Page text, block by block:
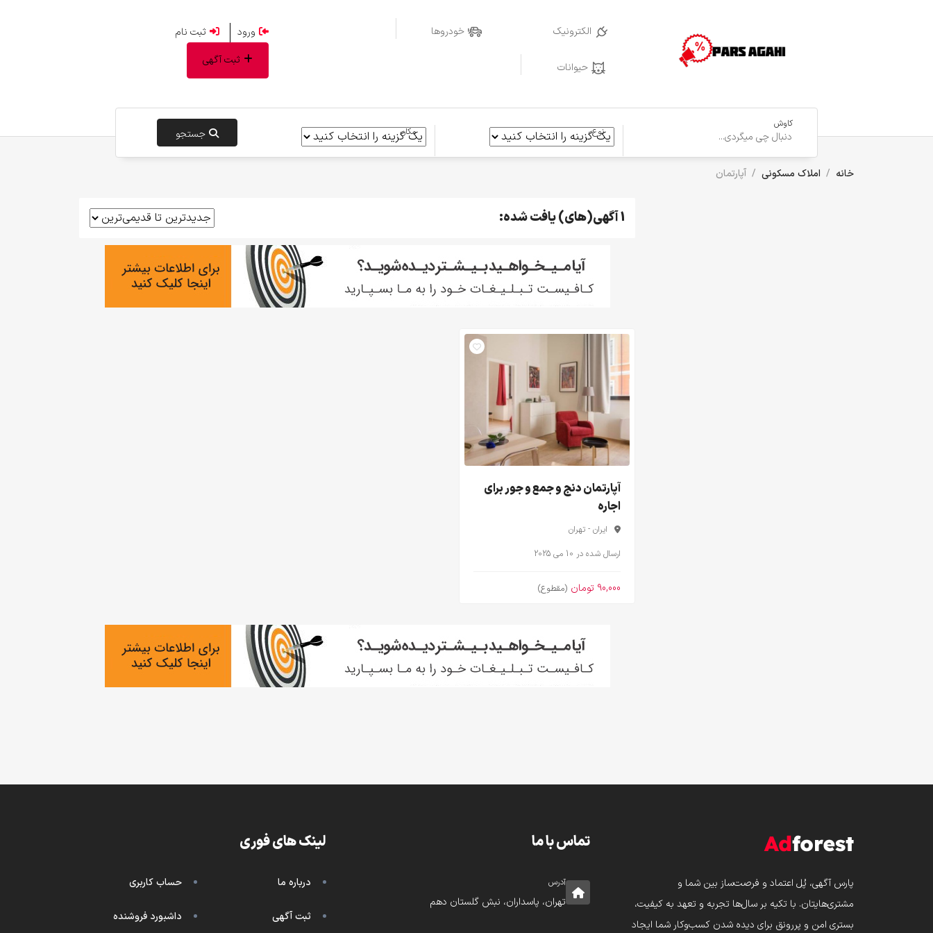
الکترونیک خودروها
حیوانات
کاوش
نوع مکان جستجو
ورود
ثبت نام
ثبت آگهی
خانه املاک مسکونی آپارتمان
1 آگهی(های) یافت شده:
آپارتمان دنج و جمع و جور برای
اجاره
ایران - تهران
ارسال شده در 10 می 2025
90,000 تومان (مقطوع)
پارس‌ آگهی، پُل اعتماد و فرصت‌ساز بین شما و
مشتری‌هایتان. با تکیه بر سال‌ها تجربه و تعهد به کیفیت،
بستری امن و پررونق برای دیده شدن کسب‌وکار شما ایجاد
تماس با ما
آدرس
تهران، پاسداران، نبش گلستان دهم
لینک های فوری
درباره ما
ثبت آگهی
حساب کاربری
داشبورد فروشنده